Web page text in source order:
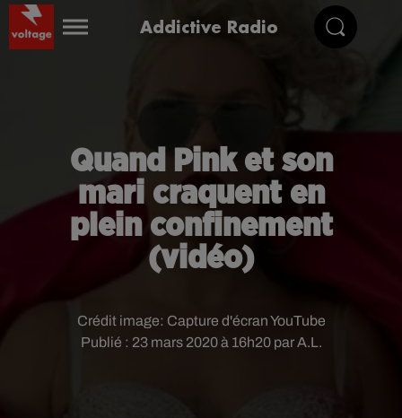
Addictive Radio
Quand Pink et son
mari craquent en
plein confinement
(vidéo)
Publié : 23 mars 2020 à 16h20 par A.L.
Crédit image: Capture d'écran YouTube